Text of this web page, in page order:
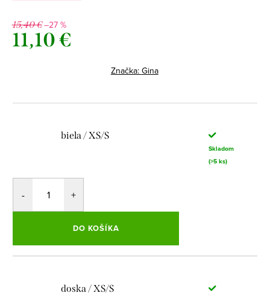
15,40 €–27 %
11,10 €
Značka: Gina
biela / XS/S
Skladom
(>5 ks)
DO KOŠÍKA
doska / XS/S